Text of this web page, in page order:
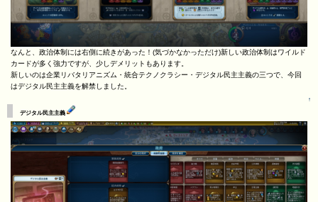
なんと、政治体制には右側に続きがあった！(気づかなかっただけ)新しい政治体制はワイルド
カードが多く強力ですが、少しデメリットもあります。
新しいのは企業リバタリアニズム・統合テクノクラシー・デジタル民主主義の三つで、今回
はデジタル民主主義を解禁しました。
↑
デジタル民主主義